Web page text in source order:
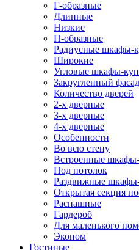
Г-образные
Длинные
Низкие
П-образные
Радиусные шкафы-
Широкие
Угловые шкафы-
Закругленный фасад
Количество дверей
2-х дверные
3-х дверные
4-х дверные
Особенности
Во всю стену
Встроенные
Под потолок
Раздвижные
Открытая секция
Распашные
Гардероб
Для маленького
Эконом
Гостиные